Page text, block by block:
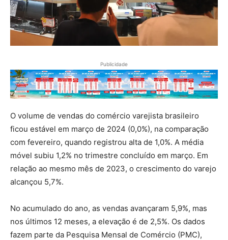
Publicidade
O volume de vendas do comércio varejista brasileiro
ficou estável em março de 2024 (0,0%), na comparação
com fevereiro, quando registrou alta de 1,0%. A média
móvel subiu 1,2% no trimestre concluído em março. Em
relação ao mesmo mês de 2023, o crescimento do varejo
alcançou 5,7%.
No acumulado do ano, as vendas avançaram 5,9%, mas
nos últimos 12 meses, a elevação é de 2,5%. Os dados
fazem parte da Pesquisa Mensal de Comércio (PMC),